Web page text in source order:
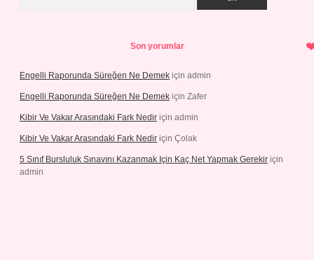
Son yorumlar
Engelli Raporunda Süreğen Ne Demek için admin
Engelli Raporunda Süreğen Ne Demek için Zafer
Kibir Ve Vakar Arasındaki Fark Nedir için admin
Kibir Ve Vakar Arasındaki Fark Nedir için Çolak
5 Sınıf Bursluluk Sınavını Kazanmak Için Kaç Net Yapmak Gerekir için
admin